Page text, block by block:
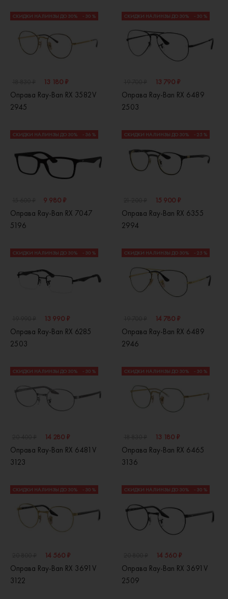
СКИДКИ НА ЛИНЗЫ ДО 30% - 30 %
13 180 ₽
Оправа Ray-Ban RX 3582V
2945
СКИДКИ НА ЛИНЗЫ ДО 30% - 30 %
13 790 ₽
Оправа Ray-Ban RX 6489
2503
СКИДКИ НА ЛИНЗЫ ДО 30% - 36 %
9 980 ₽
Оправа Ray-Ban RX 7047
5196
СКИДКИ НА ЛИНЗЫ ДО 30% - 25 %
15 900 ₽
Оправа Ray-Ban RX 6355
2994
СКИДКИ НА ЛИНЗЫ ДО 30% - 30 %
13 990 ₽
Оправа Ray-Ban RX 6285
2503
СКИДКИ НА ЛИНЗЫ ДО 30% - 25 %
14 780 ₽
Оправа Ray-Ban RX 6489
2946
СКИДКИ НА ЛИНЗЫ ДО 30% - 30 %
14 280 ₽
Оправа Ray-Ban RX 6481V
3123
СКИДКИ НА ЛИНЗЫ ДО 30% - 30 %
13 180 ₽
Оправа Ray-Ban RX 6465
3136
СКИДКИ НА ЛИНЗЫ ДО 30% - 30 %
14 560 ₽
Оправа Ray-Ban RX 3691V
3122
СКИДКИ НА ЛИНЗЫ ДО 30% - 30 %
14 560 ₽
Оправа Ray-Ban RX 3691V
2509